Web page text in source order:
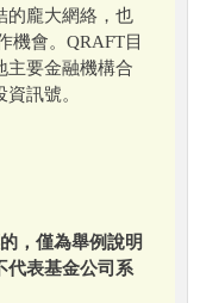
的龐大網絡，也
機會。QRAFT目
主要金融機構合
訊號。
，僅為舉例說明
代表基金公司系